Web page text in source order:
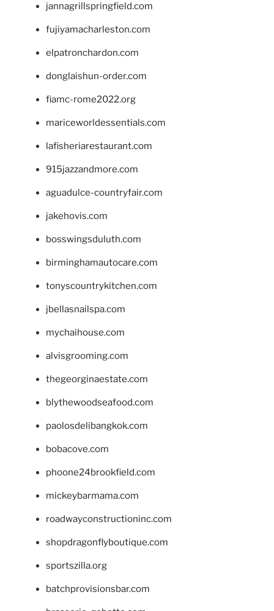
jannagrillspringfield.com
fujiyamacharleston.com
elpatronchardon.com
donglaishun-order.com
fiamc-rome2022.org
mariceworldessentials.com
lafisheriarestaurant.com
915jazzandmore.com
aguadulce-countryfair.com
jakehovis.com
bosswingsduluth.com
birminghamautocare.com
tonyscountrykitchen.com
jbellasnailspa.com
mychaihouse.com
alvisgrooming.com
thegeorginaestate.com
blythewoodseafood.com
paolosdelibangkok.com
bobacove.com
phoone24brookfield.com
mickeybarmama.com
roadwayconstructioninc.com
shopdragonflyboutique.com
sportszilla.org
batchprovisionsbar.com